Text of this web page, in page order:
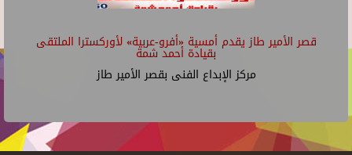
قصر الأمير طاز يقدم أمسية «أفرو-عربية» لأوركسترا الملتقى
بقيادة أحمد شمة
مركز الإبداع الفنى بقصر الأمير طاز